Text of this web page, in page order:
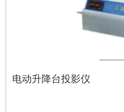
电动升降台投影仪